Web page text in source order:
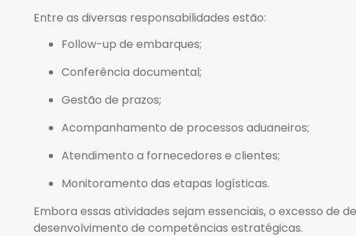
Entre as diversas responsabilidades estão:
Follow-up de embarques;
Conferência documental;
Gestão de prazos;
Acompanhamento de processos aduaneiros;
Atendimento a fornecedores e clientes;
Monitoramento das etapas logísticas.
Embora essas atividades sejam essenciais, o excesso de
desenvolvimento de competências estratégicas.